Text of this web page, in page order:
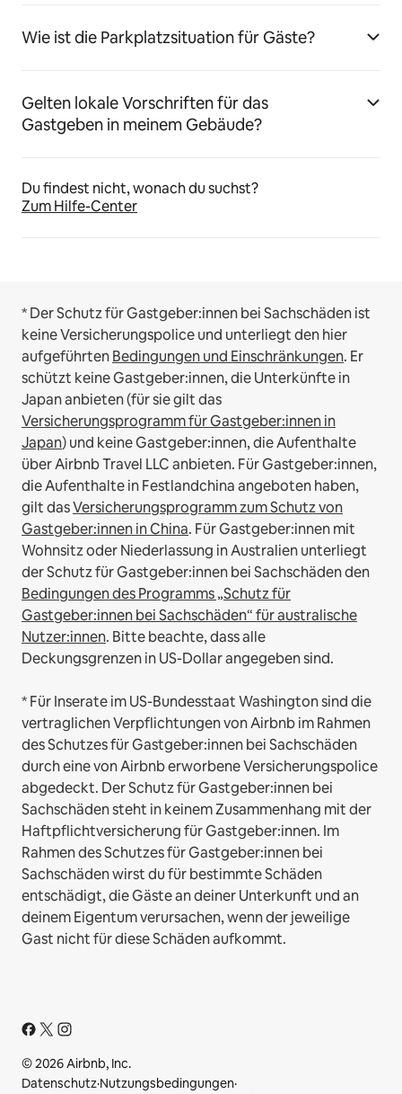
Wie ist die Parkplatzsituation für Gäste?
Gelten lokale Vorschriften für das
Gastgeben in meinem Gebäude?
Du findest nicht, wonach du suchst?
Zum Hilfe-Center
* Der Schutz für Gastgeber:innen bei Sachschäden ist
keine Versicherungspolice und unterliegt den hier
aufgeführtenBedingungen und Einschränkungen. Er
schützt keine Gastgeber:innen, die Unterkünfte in
Japan anbieten (für sie gilt das
Versicherungsprogramm für Gastgeber:innen in
Japan) und keine Gastgeber:innen, die Aufenthalte
über Airbnb Travel LLC anbieten. Für Gastgeber:innen,
die Aufenthalte in Festlandchina angeboten haben,
gilt dasVersicherungsprogramm zum Schutz von
Gastgeber:innen in China. Für Gastgeber:innen mit
Wohnsitz oder Niederlassung in Australien unterliegt
der Schutz für Gastgeber:innen bei Sachschäden den
Bedingungen des Programms „Schutz für
Gastgeber:innen bei Sachschäden“ für australische
Nutzer:innen. Bitte beachte, dass alle
Deckungsgrenzen in US-Dollar angegeben sind.
* Für Inserate im US-Bundesstaat Washington sind die
vertraglichen Verpflichtungen von Airbnb im Rahmen
des Schutzes für Gastgeber:innen bei Sachschäden
durch eine von Airbnb erworbene Versicherungspolice
abgedeckt. Der Schutz für Gastgeber:innen bei
Sachschäden steht in keinem Zusammenhang mit der
Haftpflichtversicherung für Gastgeber:innen. Im
Rahmen des Schutzes für Gastgeber:innen bei
Sachschäden wirst du für bestimmte Schäden
entschädigt, die Gäste an deiner Unterkunft und an
deinem Eigentum verursachen, wenn der jeweilige
Gast nicht für diese Schäden aufkommt.
© 2026 Airbnb, Inc.
Datenschutz·Nutzungsbedingungen·